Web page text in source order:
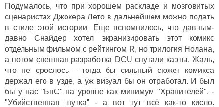
Подумалось, что при хорошем раскладе и мозговитых
сценаристах Джокера Лето в дальнейшем можно подать
в стиле этой истории. Еще вспомнилось, что давным-
давно Снайдер хотел экранизировать этот комикс
отдельным фильмом с рейтингом R, но трилогия Нолана,
а потом спешная разработка DCU спутали карты. Жаль,
что не срослось - тогда бы сильный сюжет комикса
держал его в узде, а уж визуал бы он отработал. И был
бы у нас "БпС" на уровне как минимум "Хранителей". -
"Убийственная шутка" - а вот тут всё как-то кисло.